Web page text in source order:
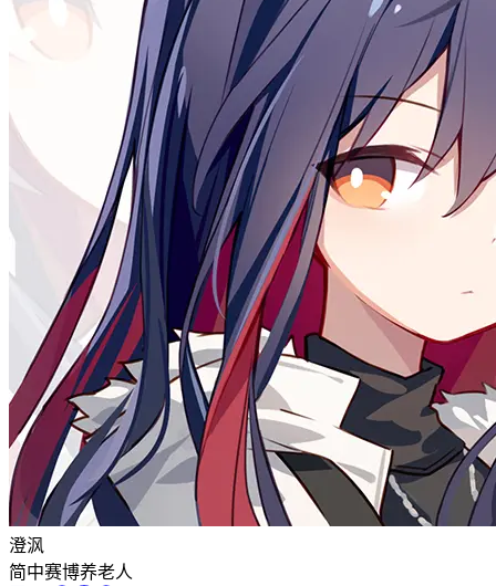
澄沨
简中赛博养老人